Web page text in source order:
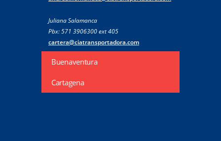
Juliana Salamanca
Pbx: 571 3906300 ext 405
cartera@ciatransportadora.com
Buenaventura
Cartagena